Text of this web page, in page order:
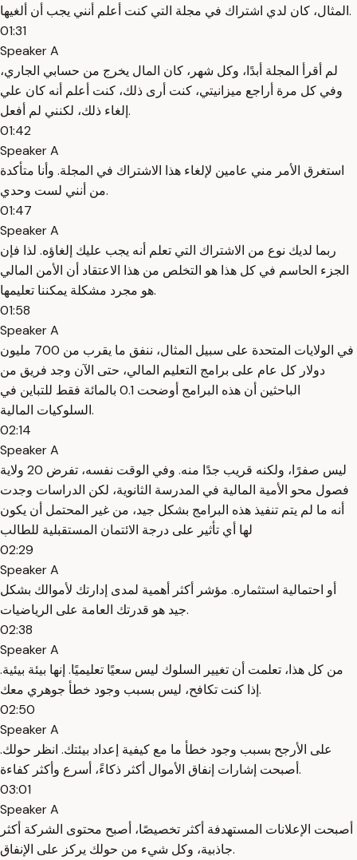
المثال، كان لدي اشتراك في مجلة التي كنت أعلم أنني يجب أن ألغيها.
01:31
Speaker A
لم أقرأ المجلة أبدًا، وكل شهر، كان المال يخرج من حسابي الجاري،
وفي كل مرة أراجع ميزانيتي، كنت أرى ذلك، كنت أعلم أنه كان علي
إلغاء ذلك، لكنني لم أفعل.
01:42
Speaker A
استغرق الأمر مني عامين لإلغاء هذا الاشتراك في المجلة. وأنا متأكدة
من أنني لست وحدي.
01:47
Speaker A
ربما لديك نوع من الاشتراك التي تعلم أنه يجب عليك إلغاؤه. لذا فإن
الجزء الحاسم في كل هذا هو التخلص من هذا الاعتقاد أن الأمن المالي
هو مجرد مشكلة يمكننا تعليمها.
01:58
Speaker A
في الولايات المتحدة على سبيل المثال، ننفق ما يقرب من 700 مليون
دولار كل عام على برامج التعليم المالي، حتى الآن وجد فريق من
الباحثين أن هذه البرامج أوضحت 0.1 بالمائة فقط للتباين في
السلوكيات المالية.
02:14
Speaker A
ليس صفرًا، ولكنه قريب جدًا منه. وفي الوقت نفسه، تفرض 20 ولاية
فصول محو الأمية المالية في المدرسة الثانوية، لكن الدراسات وجدت
أنه ما لم يتم تنفيذ هذه البرامج بشكل جيد، من غير المحتمل أن يكون
لها أي تأثير على درجة الائتمان المستقبلية للطالب
02:29
Speaker A
أو احتمالية استثماره. مؤشر أكثر أهمية لمدى إدارتك لأموالك بشكل
جيد هو قدرتك العامة على الرياضيات.
02:38
Speaker A
من كل هذا، تعلمت أن تغيير السلوك ليس سعيًا تعليميًا. إنها بيئة بيئية.
إذا كنت تكافح، ليس بسبب وجود خطأ جوهري معك.
02:50
Speaker A
على الأرجح بسبب وجود خطأ ما مع كيفية إعداد بيئتك. انظر حولك.
أصبحت إشارات إنفاق الأموال أكثر ذكاءً، أسرع وأكثر كفاءة.
03:01
Speaker A
أصبحت الإعلانات المستهدفة أكثر تخصيصًا، أصبح محتوى الشركة أكثر
جاذبية، وكل شيء من حولك يركز على الإنفاق.